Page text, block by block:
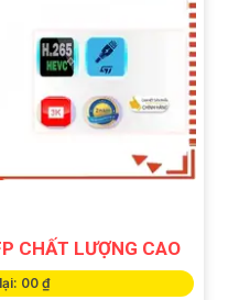
CHẤT LƯỢNG CAO
00 ₫